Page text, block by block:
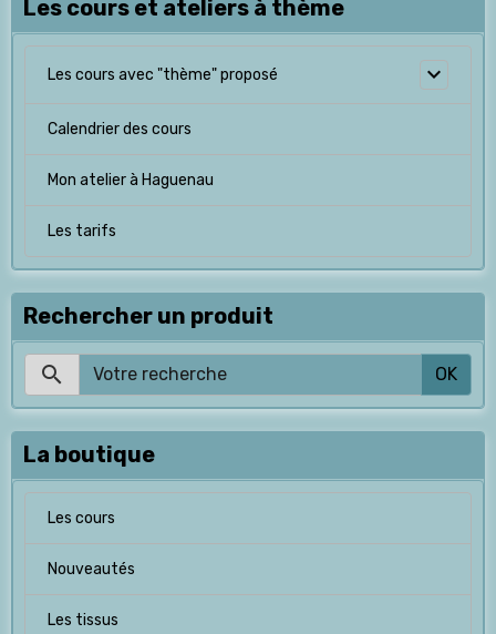
Les cours et ateliers à thème
Les cours avec "thème" proposé
Calendrier des cours
Mon atelier à Haguenau
Les tarifs
Rechercher un produit
OK
La boutique
Les cours
Nouveautés
Les tissus